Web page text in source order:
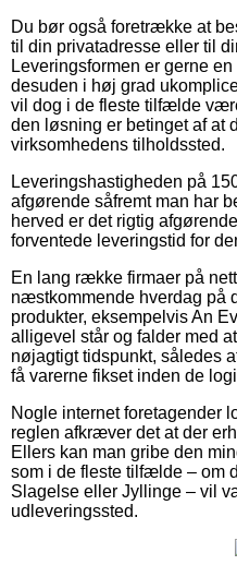
Du bør også foretrække at
til din privatadresse eller til
Leveringsformen er gerne
desuden i høj grad
vil dog i de fleste tilfælde
den løsning er betinget af at
virksomhedens tilholdssted.
Leveringshastigheden på
afgørende såfremt man har
herved er det rigtig
forventede leveringstid for
En lang række firmaer på
næstkommende hverdag på
produkter, eksempelvis An
alligevel står og falder med
nøjagtigt tidspunkt, således
få varerne fikset inden de
Nogle internet foretagender
reglen afkræver det at der
Ellers kan man gribe den
som i de fleste tilfælde – om
Slagelse eller Jyllinge – vil
udleveringssted.